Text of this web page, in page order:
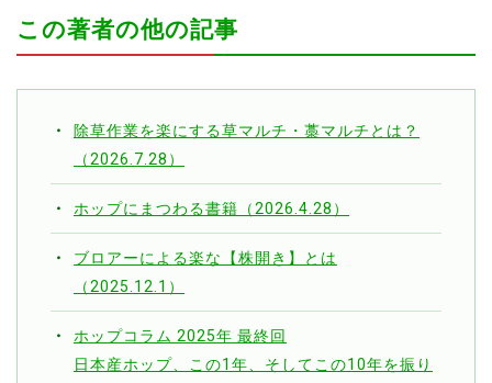
この著者の他の記事
除草作業を楽にする草マルチ・藁マルチとは？
（2026.7.28）
ホップにまつわる書籍（2026.4.28）
ブロアーによる楽な【株開き】とは
（2025.12.1）
ホップコラム 2025年 最終回
日本産ホップ、この1年、そしてこの10年を振り